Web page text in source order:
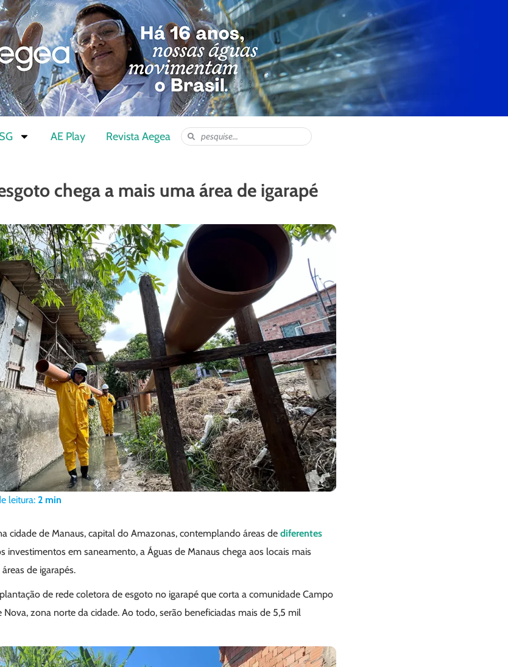
AE Play Revista Aegea
chega a mais uma área de igarapé
leitura: 2 min
cidade de Manaus, capital do Amazonas, contemplando áreas de diferentes
investimentos em saneamento, a Águas de Manaus chega aos locais mais
de igarapés.
de rede coletora de esgoto no igarapé que corta a comunidade Campo
zona norte da cidade. Ao todo, serão beneficiadas mais de 5,5 mil